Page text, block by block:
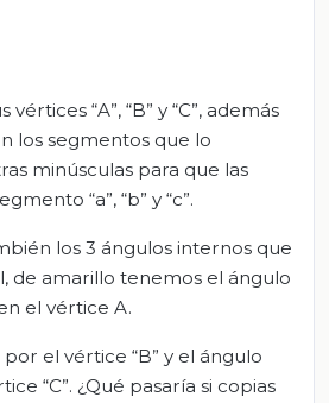
“A”, “B” y “C”, además
los segmentos que lo
minúsculas para que las
“a”, “b” y “c”.
los 3 ángulos internos que
de amarillo tenemos el ángulo
el vértice A.
el vértice “B” y el ángulo
“C”. ¿Qué pasaría si copias